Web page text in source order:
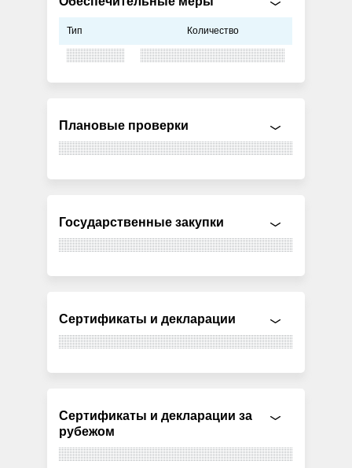
Тип Количество
Плановые проверки
Государственные закупки
Сертификаты и декларации
Сертификаты и декларации за
рубежом